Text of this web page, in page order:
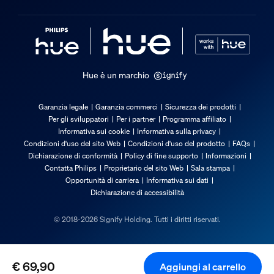
€ 69,90 Aggiungi al carrello
Funzionalità aggiuntiva/accessorio
Intensità regolabile con app Hue e interruttore
Sì
Caratteristiche luce
Hue è un marchio
Garanzia legale Garanzia commerci
Sicurezza dei prodotti
Per gli sviluppatori
Per i partner
Programma affiliato
Informativa sui cookie
Informativa sulla privacy
Condizioni d'uso del sito Web
Condizioni d'uso del prodotto
FAQs
Dichiarazione di conformità
Policy di fine supporto
Informazioni
Contatta Philips
Proprietario del sito Web
Sala stampa
Opportunità di carriera
Informativa sui dati
Dichiarazione di accessibilità
© 2018-2026 Signify Holding. Tutti i diritti riservati.